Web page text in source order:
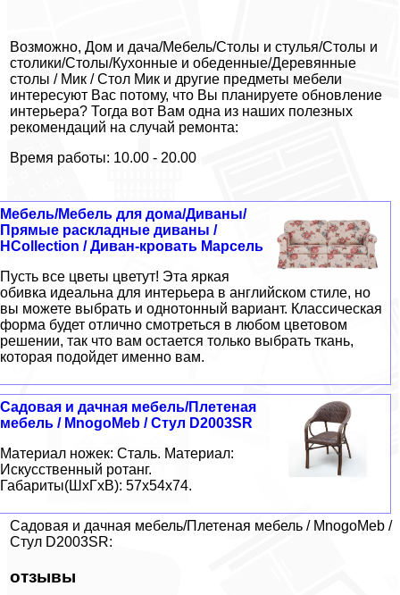
Возможно, Дом и дача/Мебель/Столы и стулья/Столы и
столики/Столы/Кухонные и обеденные/Деревянные
столы / Мик / Стол Мик и другие предметы мебели
интересуют Вас потому, что Вы планируете обновление
интерьера? Тогда вот Вам одна из наших полезных
рекомендаций на случай ремонта:
Время работы: 10.00 - 20.00
Мебель/Мебель для дома/Диваны/
Прямые раскладные диваны /
HCollection / Диван-кровать Марсель
Пусть все цветы цветут! Эта яркая
обивка идеальна для интерьера в английском стиле, но
вы можете выбрать и однотонный вариант. Классическая
форма будет отлично смотреться в любом цветовом
решении, так что вам остается только выбрать ткань,
которая подойдет именно вам.
Садовая и дачная мебель/Плетеная
мебель / MnogoMeb / Стул D2003SR
Материал ножек: Сталь. Материал:
Искусственный ротанг.
Габариты(ШxГxВ): 57x54x74.
Садовая и дачная мебель/Плетеная мебель / MnogoMeb /
Стул D2003SR:
отзывы